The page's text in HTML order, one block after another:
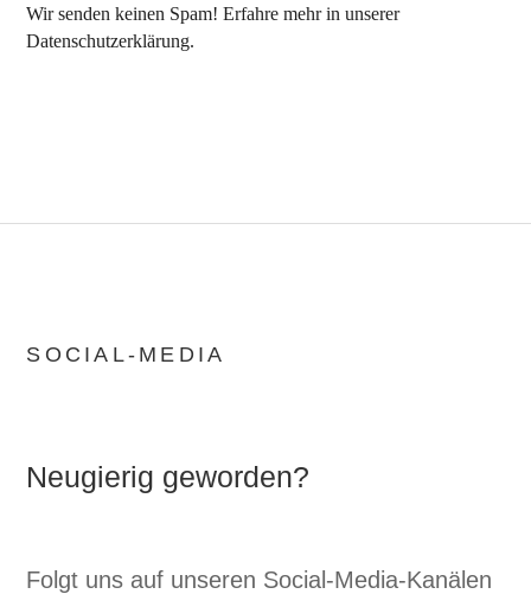
Wir senden keinen Spam! Erfahre mehr in unserer
Datenschutzerklärung.
SOCIAL-MEDIA
Neugierig geworden?
Folgt uns auf unseren Social-Media-Kanälen